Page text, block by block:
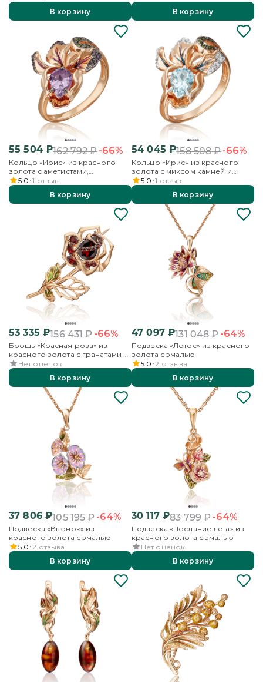
В корзину
В корзину
55 504₽162 792₽-66%
Кольцо «Ирис» из красного
золота с аметистами,
хромдиопсидами и эмалью
5.0 1 отзыв
В корзину
54 045 ₽158 508₽-66%
Кольцо «Ирис» из красного
золота с миксом камней и
эмалью
5.0 1 отзыв
В корзину
53 335 ₽156 431₽-66%
Брошь «Красная роза» из
красного золота с гранатами и
эмалью
Нет оценок
В корзину
47 097₽131 048₽-64%
Подвеска «Лотос» из красного
золота с эмалью
5.0 2 отзыва
В корзину
37 806₽105 195₽-64%
Подвеска «Вьюнок» из
красного золота с эмалью
5.0 2 отзыва
В корзину
30 117₽83 799₽-64%
Подвеска «Послание лета» из
красного золота с эмалью
Нет оценок
В корзину